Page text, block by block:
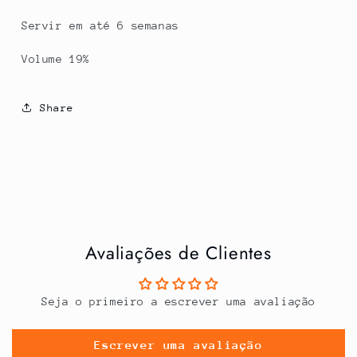
Servir em até 6 semanas
Volume 19%
Share
Avaliações de Clientes
Seja o primeiro a escrever uma avaliação
Escrever uma avaliação